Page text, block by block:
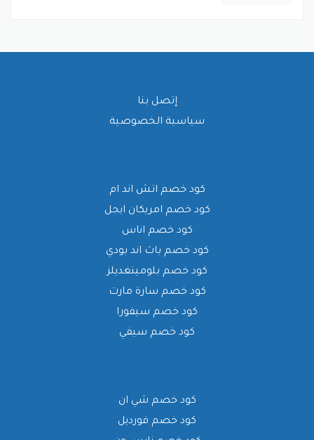
إتصل بنا
سياسية الخصوصية
كود خصم اتش اند ام
كود خصم امريكان ايجل
كود خصم اناس
كود خصم باث اند بودي
كود خصم بلومينغديلز
كود خصم سارة مارت
كود خصم سيفورا
كود خصم سيفي
كود خصم شي ان
كود خصم فورديل